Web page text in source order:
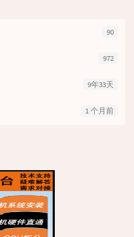
90
972
9年33天
1 个月前